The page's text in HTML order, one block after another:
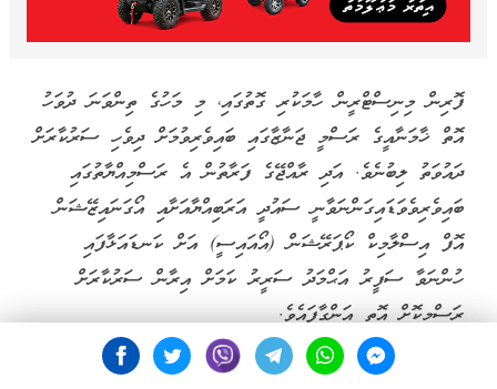
ފޮރިން މިނިސްޓްރީން ހާމަކުރި ގޮތުގައި، މި މަހުގެ ތިންވަނަ ދުވަހު
އޮތް ޚާމަނާއީގެ ރަސްމީ ޖަނާޒާގައި ބައިވެރިވުމަށް ދިވެހި ސަރުކާރަށް
ދައުވަތު ލިބުނެވެ. އަދި ރާއްޖޭގެ ފަރާތުން އެ ރަސްމިއްޔާތުގައި
ބައިވެރިވެވަޑައިގަންނަވާނީ ސައުދީ އަރަބިއްޔާއަށާއި އޯގަނައިޒޭޝަން
އޮފް އިސްލާމިކް ކޯޕަރޭޝަން (އޯއައިސީ) އަށް ކަނޑައަޅާފައި
ހުންނަވާ ސަފީރު އަޙްމަދު ސަރީރު ކަމަށް އިރާން ސަރުކާރަށް
ރަސްމީކޮށް އޮތީ އަންގާފައެވެ.